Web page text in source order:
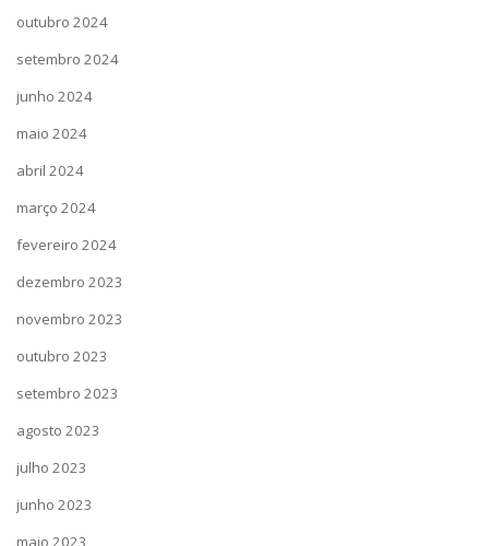
outubro 2024
setembro 2024
junho 2024
maio 2024
abril 2024
março 2024
fevereiro 2024
dezembro 2023
novembro 2023
outubro 2023
setembro 2023
agosto 2023
julho 2023
junho 2023
maio 2023